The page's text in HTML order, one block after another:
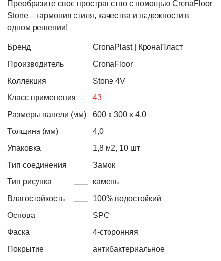
Преобразите свое пространство с помощью CronaFloor
Stone – гармония стиля, качества и надежности в
одном решении!
Бренд
CronaPlast | КронаПласт
Производитель
CronaFloor
Коллекция
Stone 4V
Класс применения
43
Размеры панели (мм)
600 х 300 х 4,0
Толщина (мм)
4,0
Упаковка
1,8 м2, 10 шт
Тип соединения
Замок
Тип рисунка
камень
Влагостойкость
100% водостойкий
Основа
SPC
Фаска
4-сторонняя
Покрытие
антибактериальное